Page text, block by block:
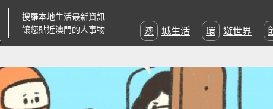
搜羅本地生活最新資訊
讓您貼近澳門的人事物
澳城生活 環遊世界